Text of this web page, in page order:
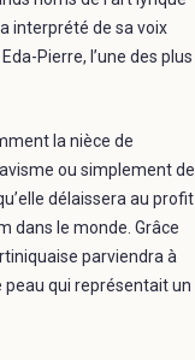
interprété de sa voix
Pierre, l’une des plus
la nièce de
ou simplement de
délaissera au profit
dans le monde. Grâce
parviendra à
peau qui représentait un